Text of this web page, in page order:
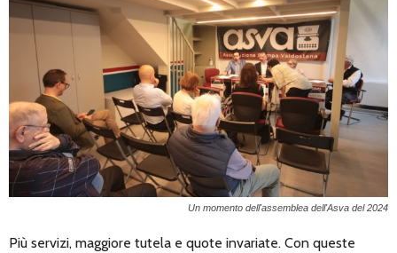
Un momento dell'assemblea dell'Asva del 2024
Più servizi, maggiore tutela e quote invariate. Con queste